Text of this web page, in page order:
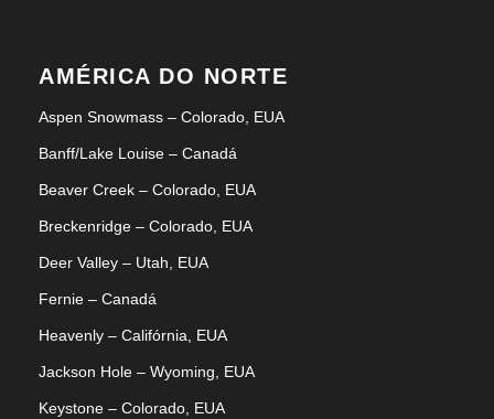
AMÉRICA DO NORTE
Aspen Snowmass – Colorado, EUA
Banff/Lake Louise – Canadá
Beaver Creek – Colorado, EUA
Breckenridge – Colorado, EUA
Deer Valley – Utah, EUA
Fernie – Canadá
Heavenly – Califórnia, EUA
Jackson Hole – Wyoming, EUA
Keystone – Colorado, EUA